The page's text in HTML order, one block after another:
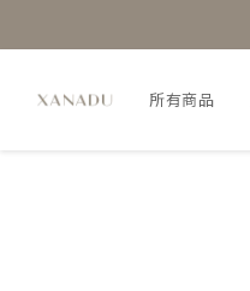
所有商品